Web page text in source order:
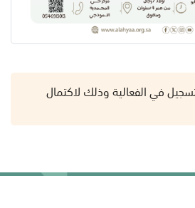
في الفعالية وذلك لاكتمال